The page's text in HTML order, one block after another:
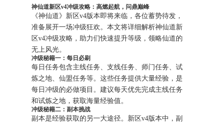
神仙道新区v4冲级攻略：高燃起航，问鼎巅峰
《神仙道》新区v4版本即将来临，各位蓄势待发，
准备展开一场冲级狂欢。本文将详细解析神仙道新
区v4冲级攻略，助力们快速提升等级，领略仙道的
无上风光。
冲级秘籍一：每日必刷
每日任务包含主线任务、支线任务、师门任务、试
炼之地、仙盟任务等。这些任务提供大量经验，是
每日冲级的必做项目。建议每天优先完成主线任务
和试炼之地，获取海量经验值。
冲级秘籍二：副本挑战
副本是经验获取的另一大途径。新区v4版本中，副